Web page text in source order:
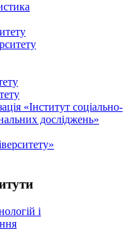
«Інститут соціально-
досліджень»
і